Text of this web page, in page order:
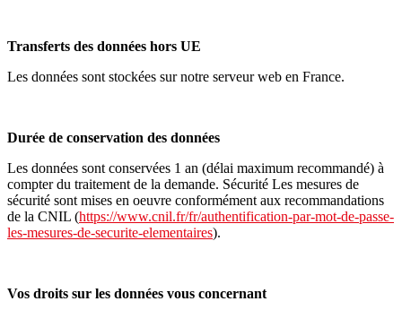
Transferts des données hors UE
Les données sont stockées sur notre serveur web en France.
Durée de conservation des données
Les données sont conservées 1 an (délai maximum recommandé) à
compter du traitement de la demande. Sécurité Les mesures de
sécurité sont mises en oeuvre conformément aux recommandations
de la CNIL (https://www.cnil.fr/fr/authentification-par-mot-de-passe-
les-mesures-de-securite-elementaires).
Vos droits sur les données vous concernant